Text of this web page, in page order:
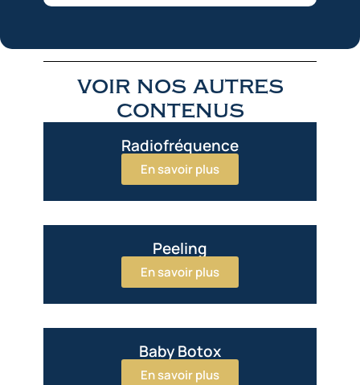
voir nos autres
contenus
Radiofréquence
En savoir plus
Peeling
En savoir plus
Baby Botox
En savoir plus